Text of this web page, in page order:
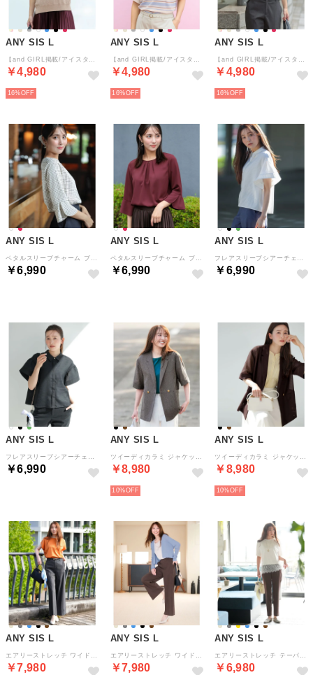
ANY SIS L
￥4,980
16%
ANY SIS L
￥4,980
16%
ANY SIS L
￥4,980
16%
ANY SIS L
￥6,990
ANY SIS L
￥6,990
ANY SIS L
￥6,990
ANY SIS L
￥6,990
ANY SIS L
￥8,980
10%
ANY SIS L
￥8,980
10%
ANY SIS L
￥7,980
ANY SIS L
￥7,980
ANY SIS L
￥6,980